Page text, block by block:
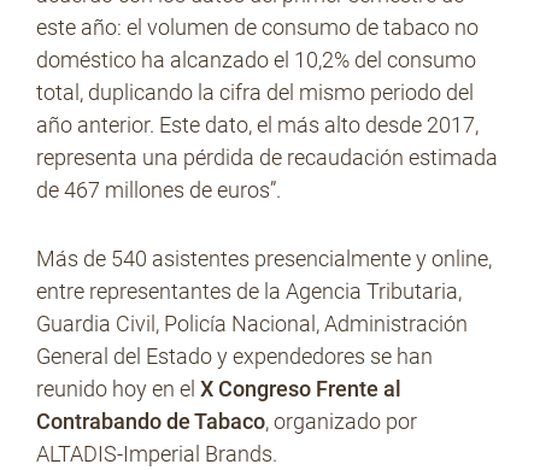
este año: el volumen de consumo de tabaco no
doméstico ha alcanzado el 10,2% del consumo
total, duplicando la cifra del mismo periodo del
año anterior. Este dato, el más alto desde 2017,
representa una pérdida de recaudación estimada
de 467 millones de euros”.
Más de 540 asistentes presencialmente y online,
entre representantes de la Agencia Tributaria,
Guardia Civil, Policía Nacional, Administración
General del Estado y expendedores se han
reunido hoy en el X Congreso Frente al
Contrabando de Tabaco, organizado por
ALTADIS-Imperial Brands.